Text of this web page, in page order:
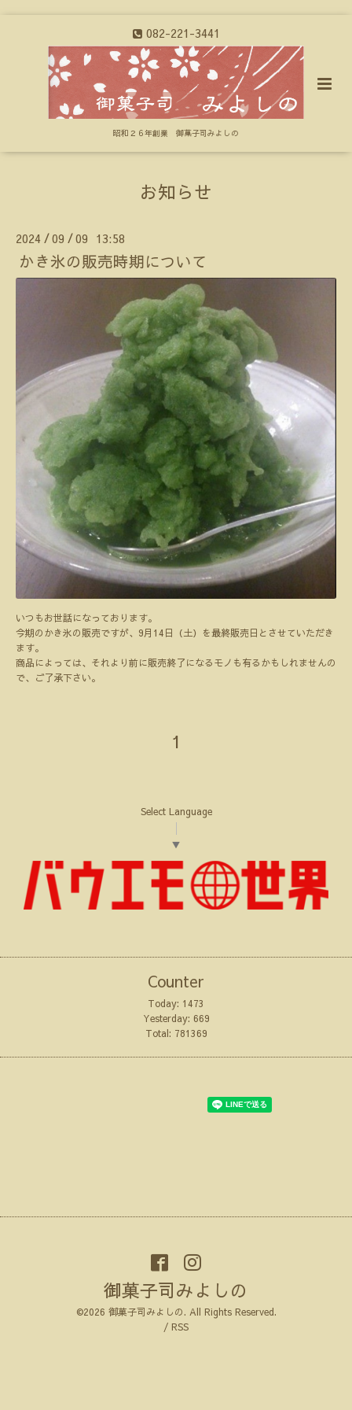
082-221-3441
昭和２６年創業 御菓子司みよしの
お知らせ
2024 /09 /09 13:58
かき氷の販売時期について
いつもお世話になっております。
今期のかき氷の販売ですが、9月14日（土）を最終販売日とさせていただき
ます。
商品によっては、それより前に販売終了になるモノも有るかもしれませんの
で、ご了承下さい。
1
Select Language
▼
Counter
Today: 1473
Yesterday: 669
Total: 781369
御菓子司みよしの
©2026 御菓子司みよしの. All Rights Reserved.
/ RSS